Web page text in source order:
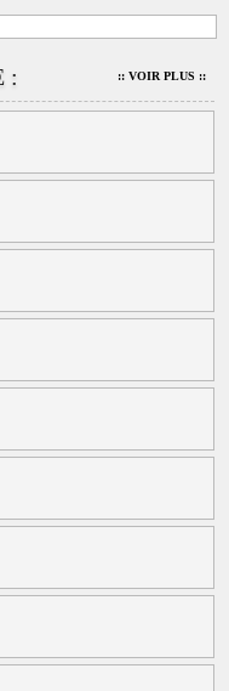
: :: VOIR PLUS ::